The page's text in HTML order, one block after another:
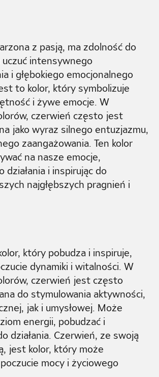
z pasją, ma zdolność do
uczuć intensywnego
i głębokiego emocjonalnego
to kolor, który symbolizuje
i żywe emocje. W
czerwień często jest
jako wyraz silnego entuzjazmu,
zaangażowania. Ten kolor
na nasze emocje,
działania i inspirując do
najgłębszych pragnień i
który pobudza i inspiruje,
dynamiki i witalności. W
czerwień jest często
do stymulowania aktywności,
jak i umysłowej. Może
energii, pobudzać i
działania. Czerwień, ze swoją
jest kolor, który może
mocy i życiowego